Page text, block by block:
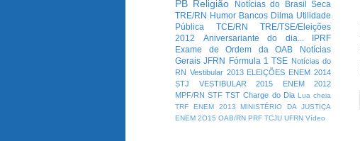
PB Religião Notícias do Brasil
Seca
TRE/RN Humor Bancos Dilma Utilidade
Pública
TCE/RN
TRE/TSE/Eleições
2012
Aniversariante do dia...
IPRF
Exame de Ordem da OAB
Notícias
Gerais JFRN Fórmula 1 TSE Notícias do
RN Vestibular 2013 ELEIÇÕES ENEM 2014
STJ
VESTIBULAR 2015
ENEM 2012
MPF/RN STF TST Charge do Dia Lua cheia
TRF
ENEM 2013
MINISTÉRIO DA JUSTIÇA
ENEM 2O15 OAB/RN PRF TCJU UFRN Vídeo